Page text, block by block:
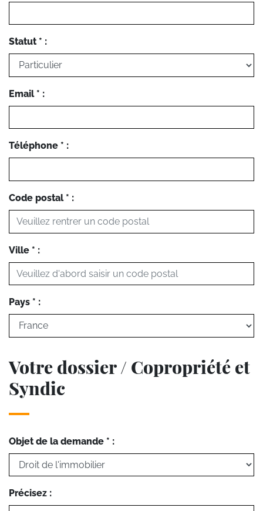
Statut * :
Email * :
Téléphone * :
Code postal * :
Ville * :
Pays * :
Votre dossier / Copropriété et
Syndic
Objet de la demande * :
Précisez :